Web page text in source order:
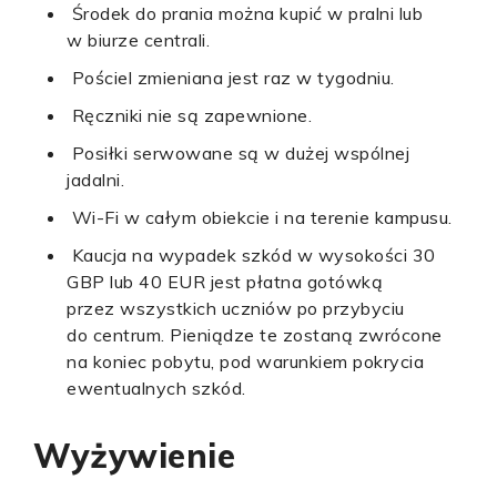
Środek do prania można kupić w pralni lub
w biurze centrali.
Pościel zmieniana jest raz w tygodniu.
Ręczniki nie są zapewnione.
Posiłki serwowane są w dużej wspólnej
jadalni.
Wi-Fi w całym obiekcie i na terenie kampusu.
Kaucja na wypadek szkód w wysokości 30
GBP lub 40 EUR jest płatna gotówką
przez wszystkich uczniów po przybyciu
do centrum. Pieniądze te zostaną zwrócone
na koniec pobytu, pod warunkiem pokrycia
ewentualnych szkód.
Wyżywienie